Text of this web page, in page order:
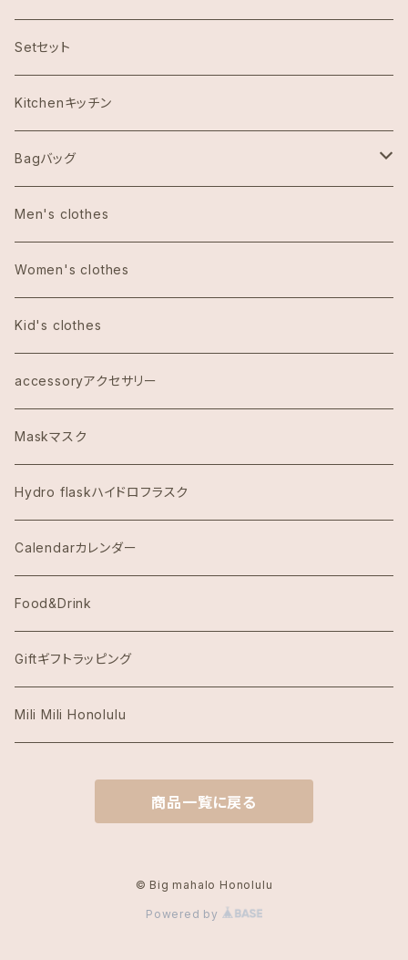
ハワイ限定スヌーピー
Abercrombie & Fitch アバクロンビー
Aulani Disneyアウラニディズニー
Anthoropologieアンソロポロジー
Bath&Body Worksバス＆ボディワークス
Calvin Klein カルバンクライン
COACHコーチ
Dawn to Earth ダウントゥーアース
Dean & DeLuca ディーンアンドデルーカ
Eggs's Things エッグスンシングス
Hawaii Hotel Item
Honolulu Coffeeホノルルコーヒー
Island Slipperアイランドスリッパ
KAI COFFEE カイコーヒー
Kate Spade ケイトスペード
Setセット
Kitchenキッチン
Bagバッグ
tote bag トートバッグ
エコバッグ
Men's clothes
Women's clothes
Kid's clothes
accessoryアクセサリー
Maskマスク
Hydro flaskハイドロフラスク
Calendarカレンダー
Food&Drink
Giftギフトラッピング
Mili Mili Honolulu
商品一覧に戻る
© Big mahalo Honolulu
Powered by